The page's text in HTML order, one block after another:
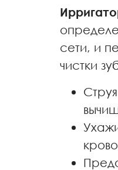
сети, и
чистки